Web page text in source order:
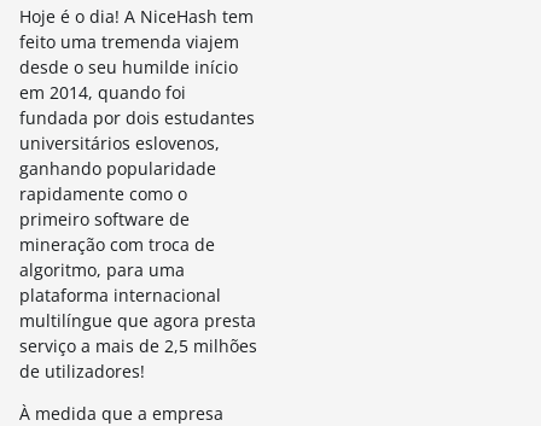
Hoje é o dia! A NiceHash tem
feito uma tremenda viajem
desde o seu humilde início
em 2014, quando foi
fundada por dois estudantes
universitários eslovenos,
ganhando popularidade
rapidamente como o
primeiro software de
mineração com troca de
algoritmo, para uma
plataforma internacional
multilíngue que agora presta
serviço a mais de 2,5 milhões
de utilizadores!
À medida que a empresa